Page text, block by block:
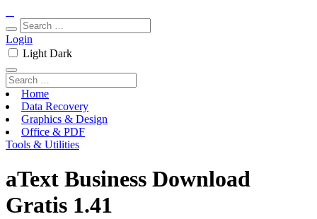
Login
Light Dark
Home
Data Recovery
Graphics & Design
Office & PDF
Tools & Utilities
aText Business Download
Gratis 1.41